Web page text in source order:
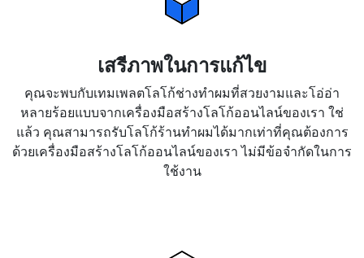
เสรีภาพในการแก้ไข
คุณจะพบกับเทมเพลตโลโก้ช่างทำผมที่สวยงามและโอ่อ่า
หลายร้อยแบบจากเครื่องมือสร้างโลโก้ออนไลน์ของเรา ใช่
แล้ว คุณสามารถรับโลโก้ร้านทำผมได้มากเท่าที่คุณต้องการ
ด้วยเครื่องมือสร้างโลโก้ออนไลน์ของเรา ไม่มีข้อจำกัดในการ
ใช้งาน